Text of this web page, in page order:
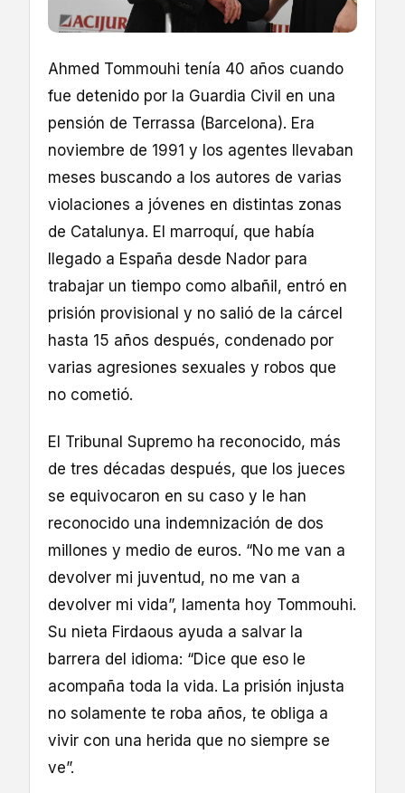
Ahmed Tommouhi tenía 40 años cuando
fue detenido por la Guardia Civil en una
pensión de Terrassa (Barcelona). Era
noviembre de 1991 y los agentes llevaban
meses buscando a los autores de varias
violaciones a jóvenes en distintas zonas
de Catalunya. El marroquí, que había
llegado a España desde Nador para
trabajar un tiempo como albañil, entró en
prisión provisional y no salió de la cárcel
hasta 15 años después, condenado por
varias agresiones sexuales y robos que
no cometió.
El Tribunal Supremo ha reconocido, más
de tres décadas después, que los jueces
se equivocaron en su caso y le han
reconocido una indemnización de dos
millones y medio de euros. “No me van a
devolver mi juventud, no me van a
devolver mi vida”, lamenta hoy Tommouhi.
Su nieta Firdaous ayuda a salvar la
barrera del idioma: “Dice que eso le
acompaña toda la vida. La prisión injusta
no solamente te roba años, te obliga a
vivir con una herida que no siempre se
ve”.